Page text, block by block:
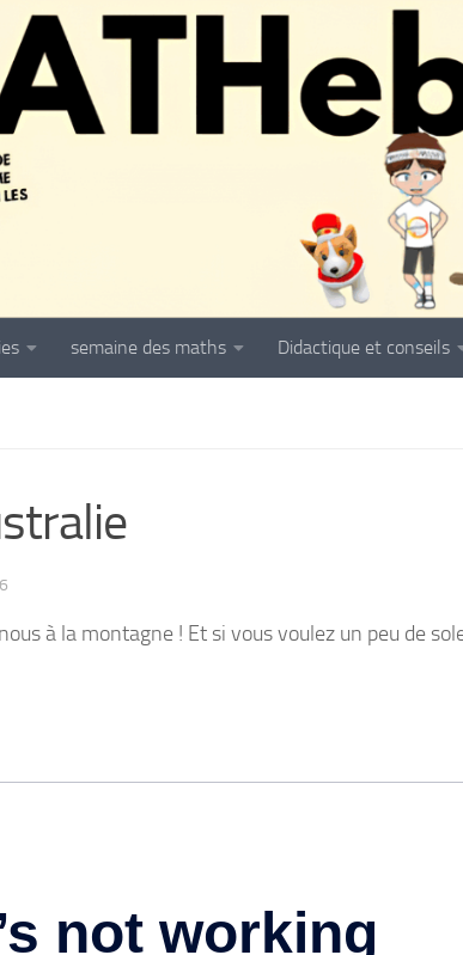
semaine des maths Didactique et conseils
à la montagne ! Et si vous voulez un peu de